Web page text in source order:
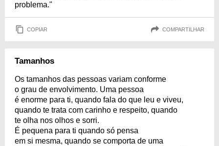
problema."
COPIAR COMPARTILHAR
Tamanhos
Os tamanhos das pessoas variam conforme
o grau de envolvimento. Uma pessoa
é enorme para ti, quando fala do que leu e viveu,
quando te trata com carinho e respeito, quando
te olha nos olhos e sorri.
É pequena para ti quando só pensa
em si mesma, quando se comporta de uma